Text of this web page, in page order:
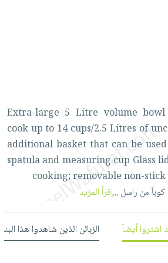
Extra-large 5Litre volumebowl
cookupto 14cups/2.5 Litres of
additional basket that canbe
spatulaandmeasuring cup Glass
cooking;removablenon-stick
كوباًمن راسل...إقرأ المزيد
اشتروا أيضاً الزبائن الذين شاهدوا هذا